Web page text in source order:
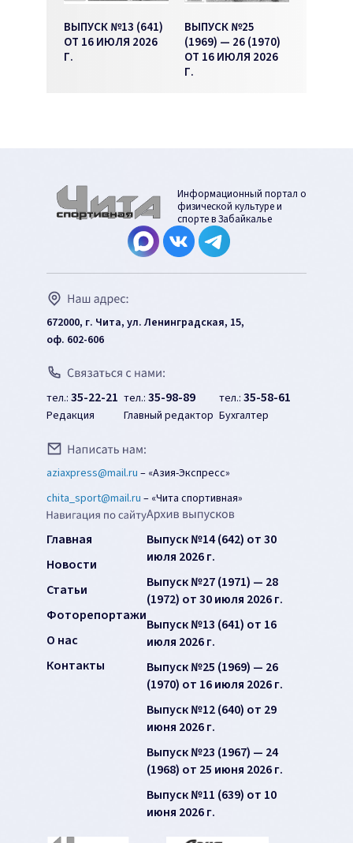
ВЫПУСК №13 (641)
ОТ 16 ИЮЛЯ 2026
Г.
ВЫПУСК №25
(1969) — 26 (1970)
ОТ 16 ИЮЛЯ 2026
Г.
Информационный портал о
физической культуре и
спорте в Забайкалье
672000, г. Чита, ул. Ленинградская, 15,
оф. 602-606
тел.: 35-22-21
Редакция
тел.: 35-98-89
Главный редактор
тел.: 35-58-61
Бухгалтер
aziaxpress@mail.ru – «Азия-Экспресс»
chita_sport@mail.ru – «Чита спортивная»
Главная
Новости
Статьи
Фоторепортажи
О нас
Контакты
Выпуск №14 (642) от 30
июля 2026 г.
Выпуск №27 (1971) — 28
(1972) от 30 июля 2026 г.
Выпуск №13 (641) от 16
июля 2026 г.
Выпуск №25 (1969) — 26
(1970) от 16 июля 2026 г.
Выпуск №12 (640) от 29
июня 2026 г.
Выпуск №23 (1967) — 24
(1968) от 25 июня 2026 г.
Выпуск №11 (639) от 10
июня 2026 г.